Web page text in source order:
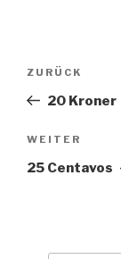
Beitrags-
Vorheriger
Beitrag
ZURÜCK
20 Kroner
Nächster
Beitrag
WEITER
25 Centavos